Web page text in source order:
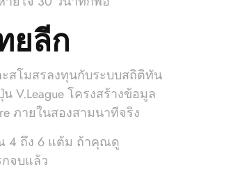
ยลีก
ะสโมสรลงทุนกับระบบสถิติทัน
โครงสร้างข้อมูล
ภายในสองสามนาทีจริง
4 ถึง 6 แต้ม ถ้าคุณดู
กจบแล้ว